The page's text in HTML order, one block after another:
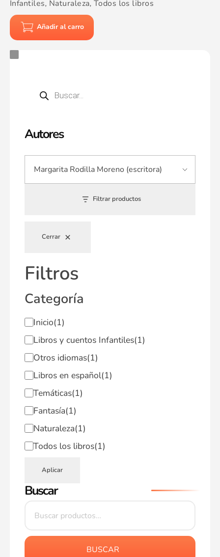
Autores
Filtrar productos
Cerrar
Filtros
Categoría
Inicio(1)
Libros y cuentos Infantiles(1)
Otros idiomas(1)
Libros en español(1)
Temáticas(1)
Fantasía(1)
Naturaleza(1)
Todos los libros(1)
Aplicar
Buscar
BUSCAR
Infantiles, Naturaleza, Todos los libros
Añadir al carro